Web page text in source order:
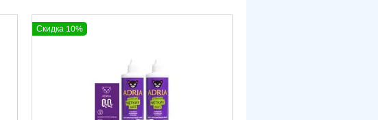
Скидка 10%